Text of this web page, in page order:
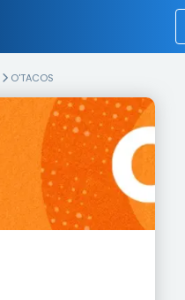
O'TACOS